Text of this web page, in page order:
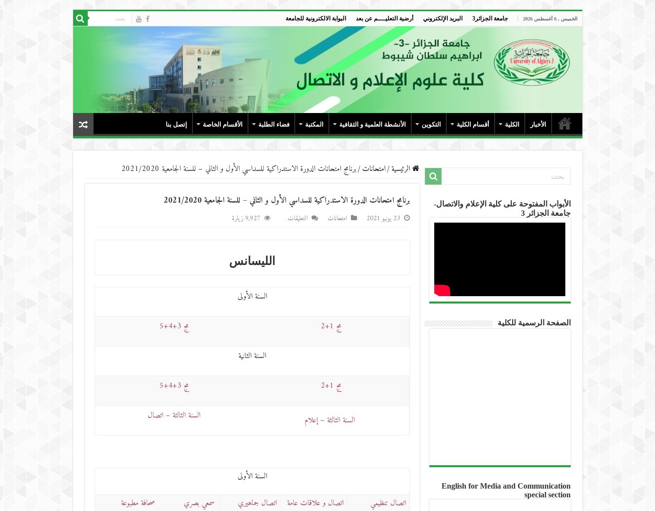
الخميس , 6 أغسطس 2026 جامعة الجزائر3 البريد الإلكتروني أرضية التعليــــم عن بعد البوابة الالكترونية للجامعة
الأخبار الكلية أقسام الكلية التكوين الأنشطة العلمية و الثقافية المكتبة فضاء الطلبة الأقسام الخاصة إتصل بنا
الرئيسية/امتحانات/برنامج امتحانات الدورة الاستدراكية للسداسي الأول و الثاني – للسنة الجامعية 2021/2020‎‎‎‎
برنامج امتحانات الدورة الاستدراكية للسداسي الأول و الثاني – للسنة الجامعية 2021/2020‎‎‎‎
23 يونيو 2021 امتحانات التعليقات 9,927 زيارة
الليسانس
السنة الأولى
مج 1+2 مج 3+4+5
السنة الثانية
مج 1+2 مج 3+4+5
السنة الثالثة – إعلام السنة الثالثة – اتصال
السنة الأولى
اتصال تنظيمي
اتصال و علاقات عامة اتصال جماهيري سمعي بصري
صحافة مطبوعة
الأبواب المفتوحة على كلية الإعلام والاتصال-
جامعة الجزائر 3
الصفحة الرسمية للكلية
English for Media and Communication
special section